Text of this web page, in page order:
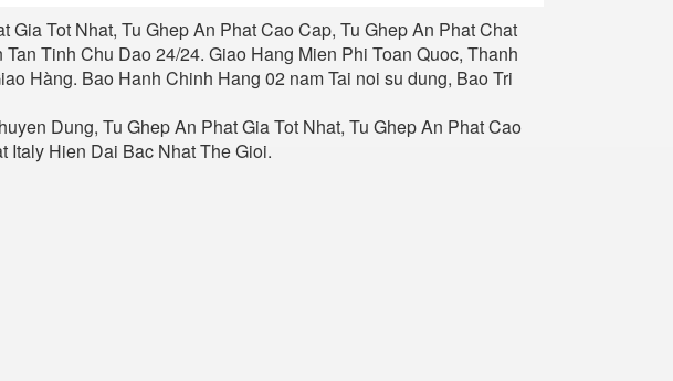
Gia Tot Nhat, Tu Ghep An PhatCao Cap, Tu Ghep An PhatChat
Tinh Chu Dao 24/24. Giao Hang Mien Phi Toan Quoc, Thanh
Hàng. Bao Hanh Chinh Hang 02 nam Tai noi su dung, Bao Tri
Dung, Tu Ghep An PhatGia Tot Nhat, Tu Ghep An PhatCao
Italy Hien Dai Bac Nhat The Gioi.